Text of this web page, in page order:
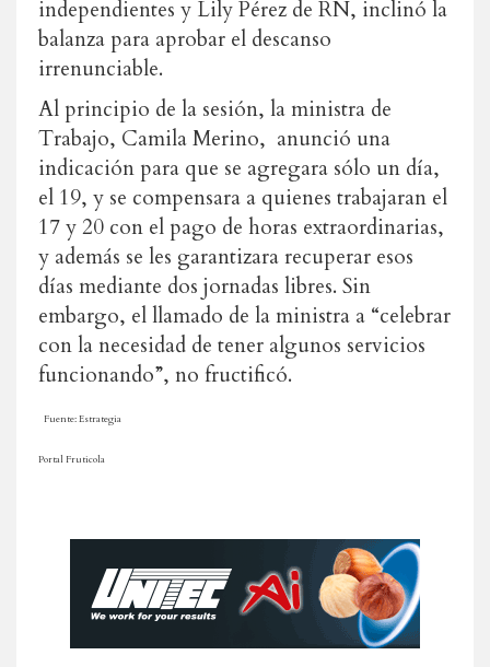
independientes y Lily Pérez de RN, inclinó la
balanza para aprobar el descanso
irrenunciable.
Al principio de la sesión, la ministra de
Trabajo, Camila Merino, anunció una
indicación para que se agregara sólo un día,
el 19, y se compensara a quienes trabajaran el
17 y 20 con el pago de horas extraordinarias,
y además se les garantizara recuperar esos
días mediante dos jornadas libres. Sin
embargo, el llamado de la ministra a “celebrar
con la necesidad de tener algunos servicios
funcionando”, no fructificó.
Fuente: Estrategia
Portal Fruticola